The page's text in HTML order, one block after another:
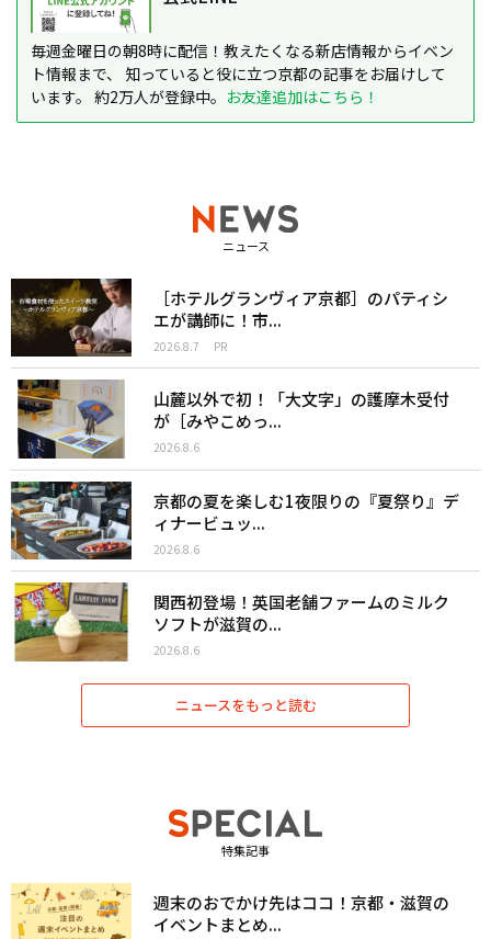
毎週金曜日の朝8時に配信！教えたくなる新店情報からイベン
ト情報まで、 知っていると役に立つ京都の記事をお届けして
います。 約2万人が登録中。 お友達追加はこちら！
ニュース
［ホテルグランヴィア京都］のパティシ
エが講師に！市...
2026.8.7 PR
山麓以外で初！「大文字」の護摩木受付
が［みやこめっ...
2026.8.6
京都の夏を楽しむ1夜限りの『夏祭り』デ
ィナービュッ...
2026.8.6
関西初登場！英国老舗ファームのミルク
ソフトが滋賀の...
2026.8.6
ニュースをもっと読む
特集記事
週末のおでかけ先はココ！京都・滋賀の
イベントまとめ...